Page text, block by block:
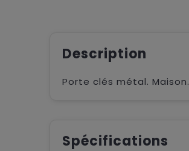
Description
Porte clés métal. Maison.
Spécifications